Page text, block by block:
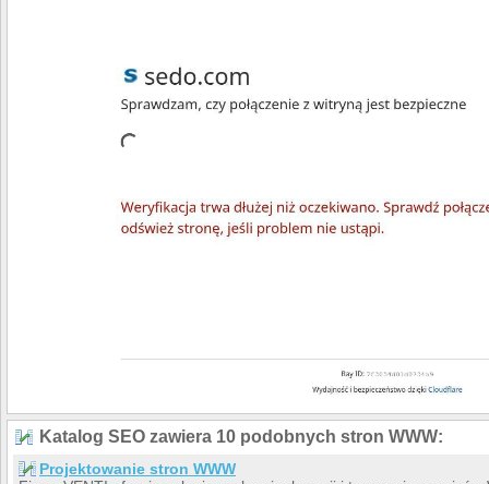
Katalog SEO zawiera 10 podobnych stron WWW:
Projektowanie stron WWW